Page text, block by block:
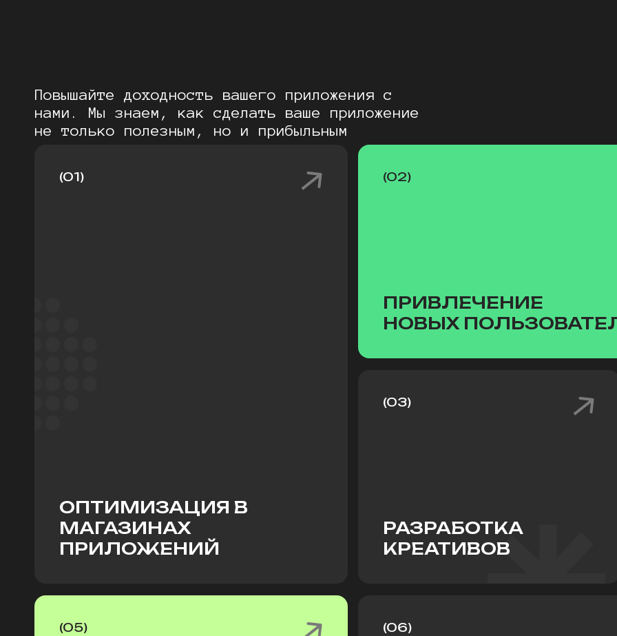
Повышайте доходность вашего приложения с
нами. Мы знаем, как сделать ваше приложение
не только полезным, но и прибыльным
(01)
ОПТИМИЗАЦИЯ В
МАГАЗИНАХ
ПРИЛОЖЕНИЙ
(02)
ПРИВЛЕЧЕНИЕ
НОВЫХ
(03)
РАЗРАБОТКА
КРЕАТИВОВ
(05) (06)